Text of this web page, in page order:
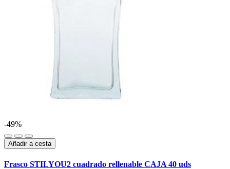
-49%
Añadir a cesta
Frasco STILYOU2 cuadrado rellenable CAJA 40 uds